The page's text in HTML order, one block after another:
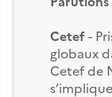
Cetef-
globaux
Cetef de